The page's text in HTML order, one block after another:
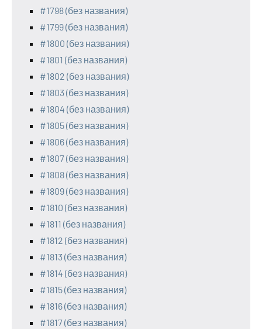
#1798 (без названия)
#1799 (без названия)
#1800 (без названия)
#1801 (без названия)
#1802 (без названия)
#1803 (без названия)
#1804 (без названия)
#1805 (без названия)
#1806 (без названия)
#1807 (без названия)
#1808 (без названия)
#1809 (без названия)
#1810 (без названия)
#1811 (без названия)
#1812 (без названия)
#1813 (без названия)
#1814 (без названия)
#1815 (без названия)
#1816 (без названия)
#1817 (без названия)